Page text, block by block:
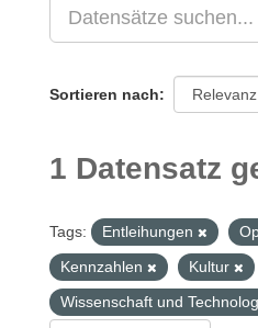
Sortieren nach
1 Datensatz
Tags: Entleihungen
Kennzahlen
Kultur
Wissenschaft und